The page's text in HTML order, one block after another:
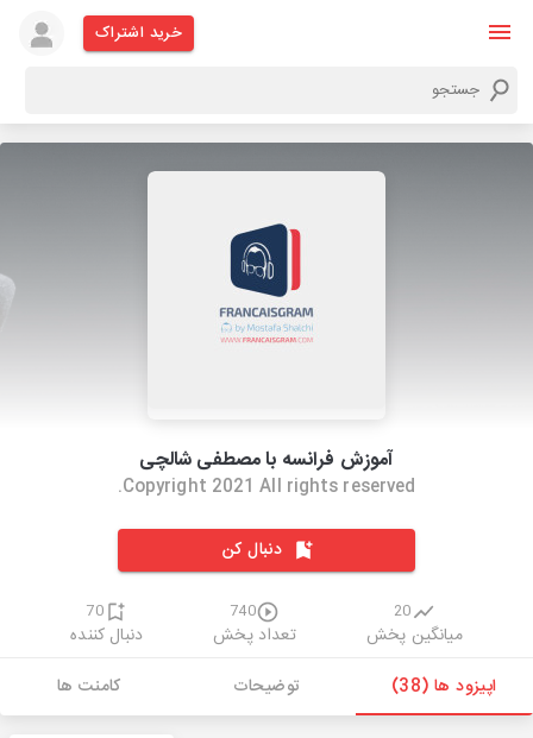
خرید اشتراک
آموزش فرانسه با مصطفی شالچی
Copyright 2021 All rights reserved.
دنبال کن
20
میانگین پخش
740
تعداد پخش
70
دنبال کننده
اپیزود ها (38)
توضیحات کامنت ها